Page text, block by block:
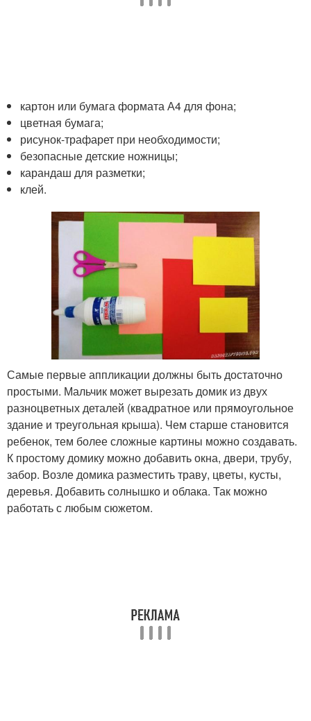
картон или бумага формата А4 для фона;
цветная бумага;
рисунок-трафарет при необходимости;
безопасные детские ножницы;
карандаш для разметки;
клей.
Самые первые аппликации должны быть достаточно
простыми. Мальчик может вырезать домик из двух
разноцветных деталей (квадратное или прямоугольное
здание и треугольная крыша). Чем старше становится
ребенок, тем более сложные картины можно создавать.
К простому домику можно добавить окна, двери, трубу,
забор. Возле домика разместить траву, цветы, кусты,
деревья. Добавить солнышко и облака. Так можно
работать с любым сюжетом.